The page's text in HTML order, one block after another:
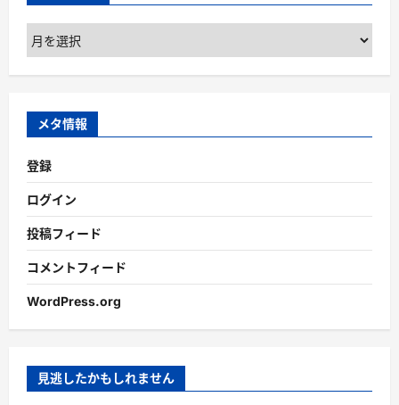
ア
ー
カ
ブ
メタ情報
登録
ログイン
投稿フィード
コメントフィード
WordPress.org
見逃したかもしれません